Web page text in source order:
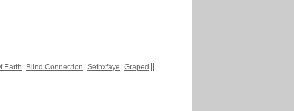
Earth Blind Connection Sethxfaye Graped